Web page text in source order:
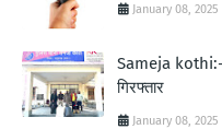
January 08, 2025
Sameja kothi:-
गिरफ्तार
January 08, 2025